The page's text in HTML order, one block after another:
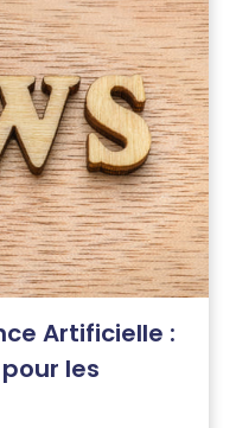
Artificielle :
les